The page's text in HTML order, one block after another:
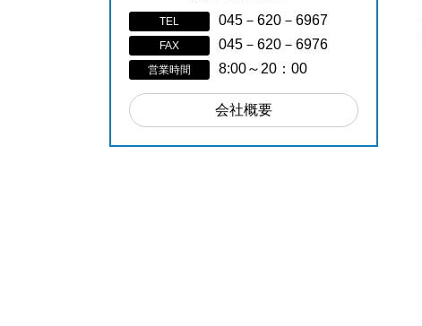
TEL 045－620－6967
FAX 045－620－6976
営業時間 8:00～20：00
会社概要